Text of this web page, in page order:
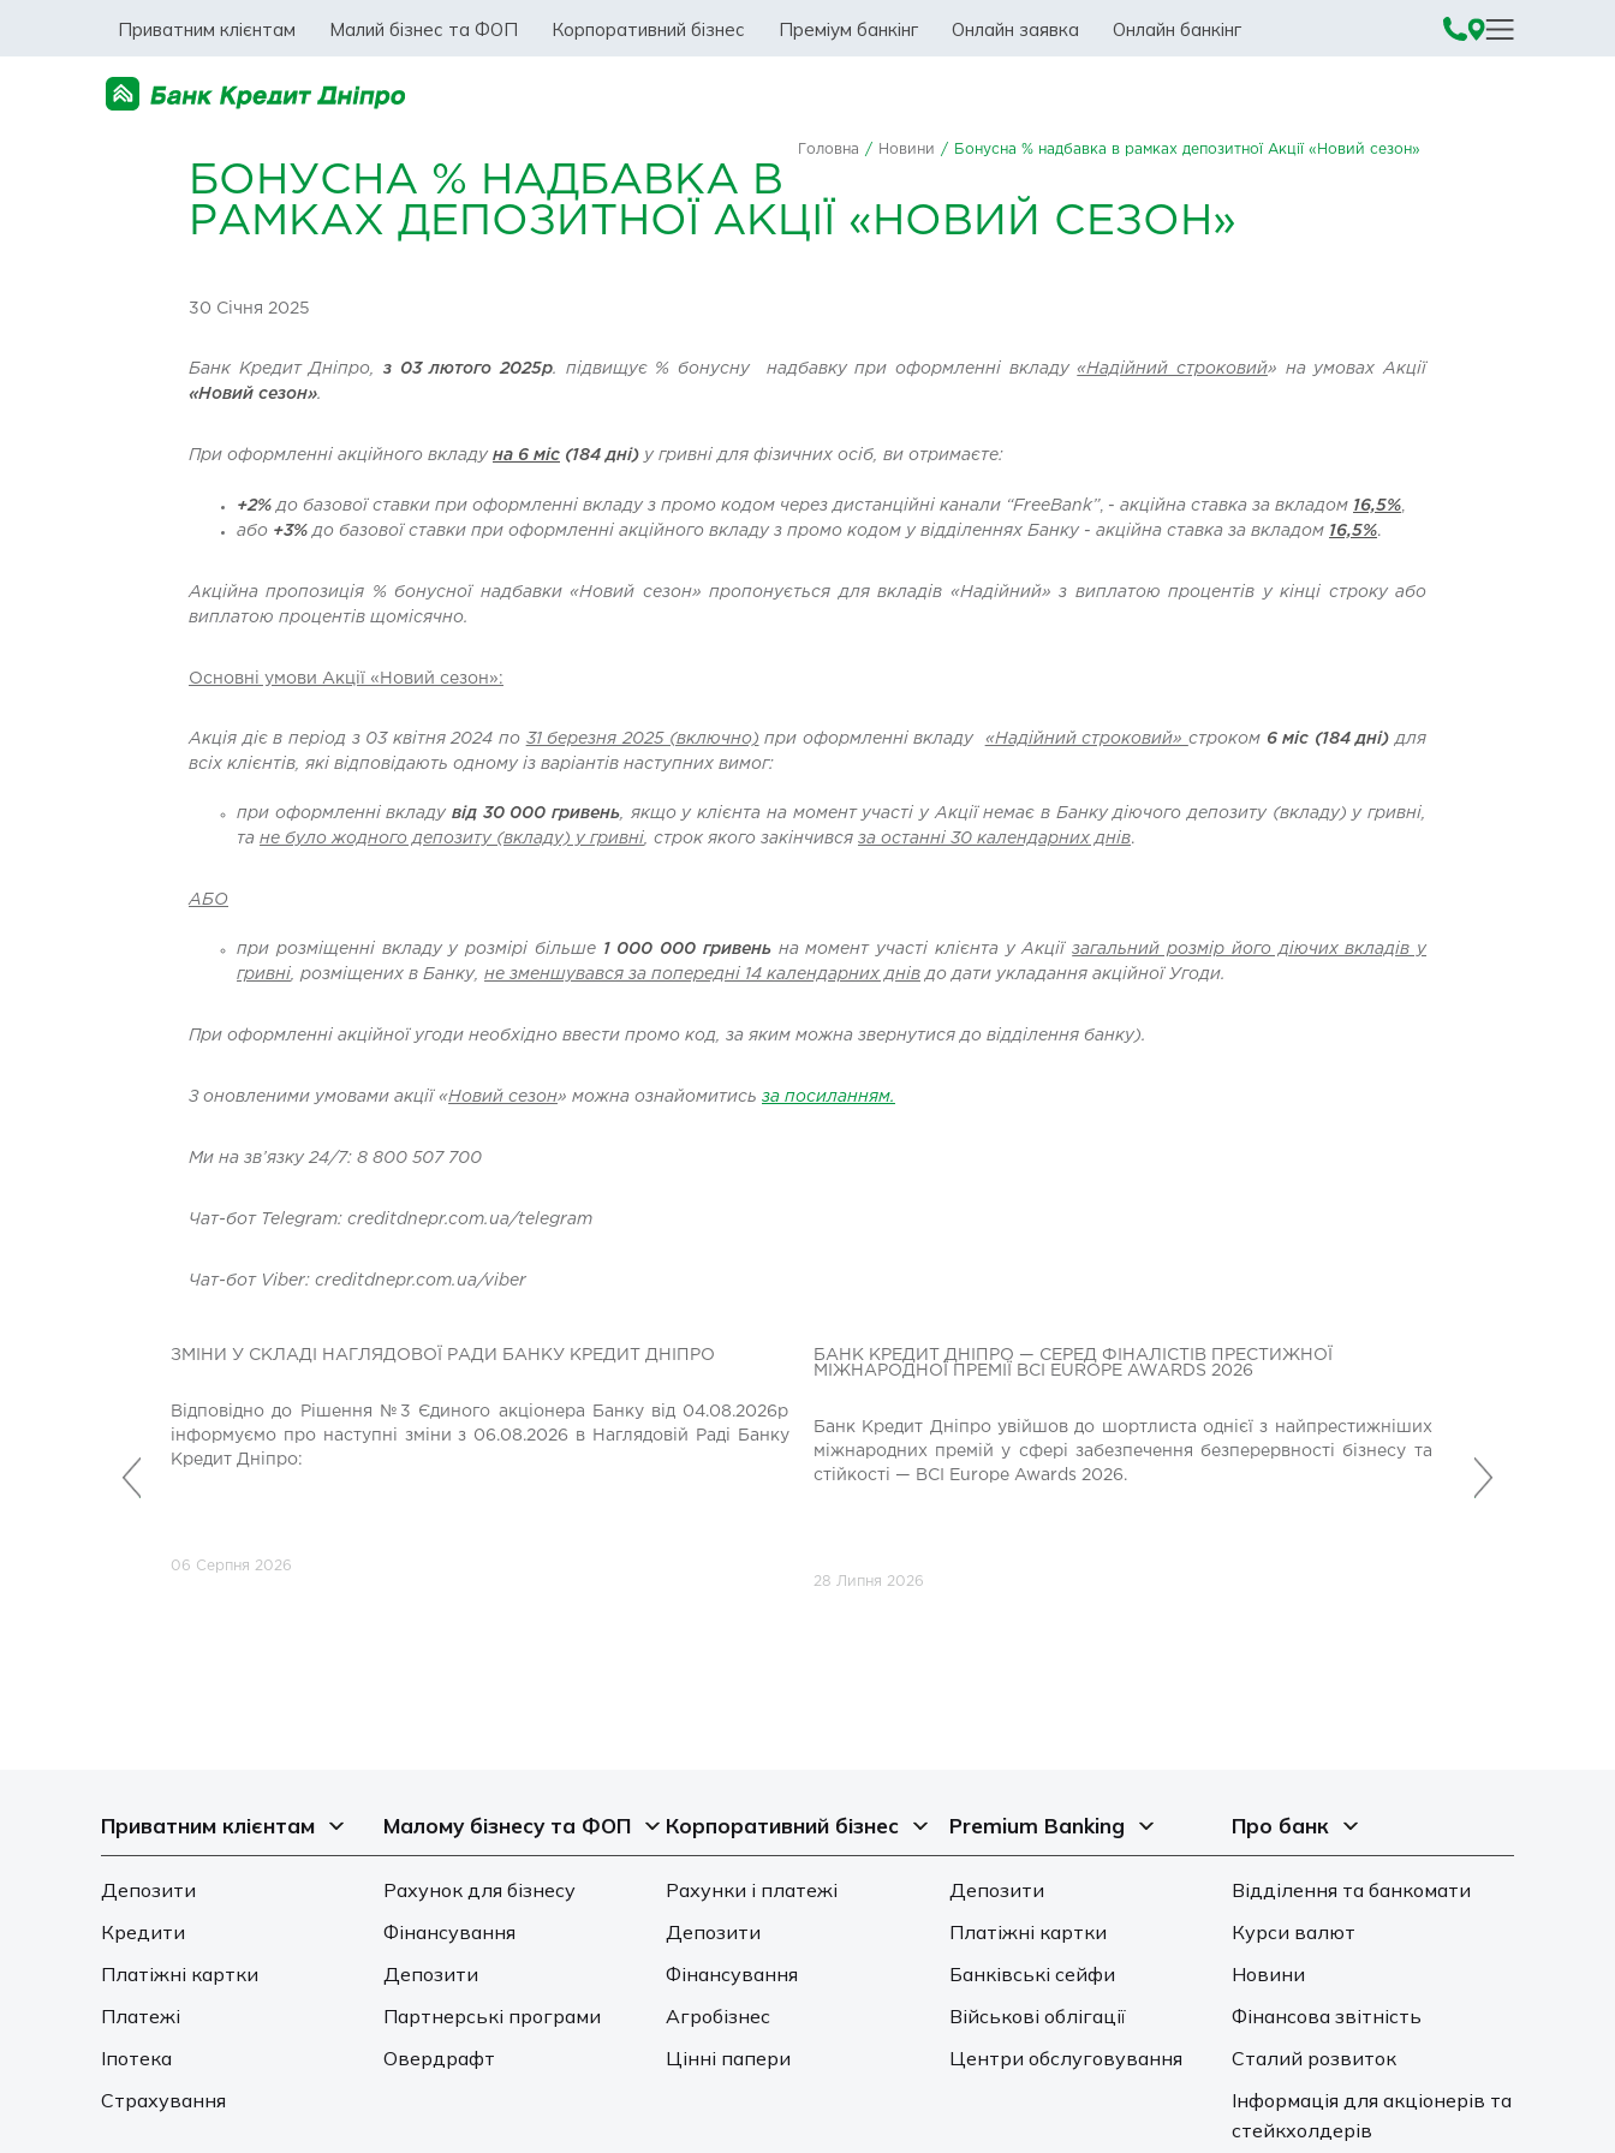
Приватним клієнтам Малий бізнес та ФОП Корпоративний бізнес Преміум банкінг Онлайн заявка Онлайн банкінг
Головна / Новини / Бонусна % надбавка в рамках депозитної Акції «Новий сезон»
БОНУСНА % НАДБАВКА В
РАМКАХ ДЕПОЗИТНОЇ АКЦІЇ «НОВИЙ СЕЗОН»
30 Січня 2025
Банк Кредит Дніпро,з 03 лютого 2025р. підвищує % бонусну надбавку при оформленні вкладу«Надійний строковий» на умовах Акції
«Новий сезон».
При оформленні акційного вкладу на 6 міс (184 дні) у гривні для фізичних осіб, ви отримаєте:
+2% до базової ставки при оформленні вкладу з промо кодом через дистанційні канали “FreeBank”, - акційна ставка за вкладом 16,5%
або +3% до базової ставки при оформленні акційного вкладу з промо кодом у відділеннях Банку - акційна ставка за вкладом 16,5%.
Акційна пропозиція % бонусної надбавки «Новий сезон» пропонуєтьсядля вкладів «Надійний» з виплатою процентів у кінці строкуабо
виплатою процентів щомісячно.
Основні умови Акції «Новий сезон»:
Акція діє в період з 03 квітня 2024 по 31 березня 2025 (включно) при оформленні вкладу «Надійний строковий» строком 6 міс (184 дні) для
всіх клієнтів, які відповідають одному із варіантів наступних вимог:
при оформленні вкладувід 30 000 гривень, якщо у клієнта на момент участі у Акції немає в Банку діючого депозиту (вкладу) у гривні,
та не було жодного депозиту (вкладу) у гривні, строк якого закінчився за останні 30 календарних днів.
АБО
при розміщенні вкладу у розмірі більше 1 000 000 гривеньна момент участі клієнта у Акціїзагальний розмір його діючих вкладів у
гривні, розміщених в Банку, не зменшувався за попередні 14 календарних днів до дати укладання акційної Угоди.
При оформленні акційної угоди необхідно ввести промо код, за яким можна звернутися до відділення банку).
З оновленими умовами акції «Новий сезон» можна ознайомитись за посиланням.
Ми на зв’язку 24/7: 8 800 507 700
Чат-бот Telegram: creditdnepr.com.ua/telegram
Чaт-ботViber: creditdnepr.com.ua/viber
ЗМІНИ У СКЛАДІ НАГЛЯДОВОЇ РАДИ БАНКУ КРЕДИТ ДНІПРО
Відповідно до Рішення №3 Єдиного акціонера Банку від 04.08.2026р
інформуємо про наступні зміни з 06.08.2026 в Наглядовій Раді Банку
Кредит Дніпро:
06 Серпня 2026
БАНК КРЕДИТ ДНІПРО — СЕРЕД ФІНАЛІСТІВ ПРЕСТИЖНОЇ
МІЖНАРОДНОЇ ПРЕМІЇ BCI EUROPE AWARDS 2026
Банк Кредит Дніпро увійшов до шортлиста однієї з найпрестижніших
міжнародних премій у сфері забезпечення безперервності бізнесу та
стійкості — BCI Europe Awards 2026.
28 Липня 2026
допомагають
місію у
Попередній Наступний
Приватним клієнтам
Депозити
Кредити
Платіжні картки
Платежі
Іпотека
Страхування
Малому бізнесу та ФОП
Рахунок для бізнесу
Фінансування
Депозити
Партнерські програми
Овердрафт
Корпоративний бізнес
Рахунки і платежі
Депозити
Фінансування
Агробізнес
Цінні папери
Premium Banking
Депозити
Платіжні картки
Банківські сейфи
Військові облігації
Центри обслуговування
Про банк
Відділення та банкомати
Курси валют
Новини
Фінансова звітність
Сталий розвиток
Інформація для акціонерів та
стейкхолдерів